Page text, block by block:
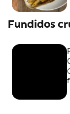
Fundidos